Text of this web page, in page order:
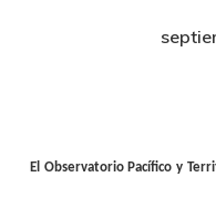
El Observatorio Pacífico y